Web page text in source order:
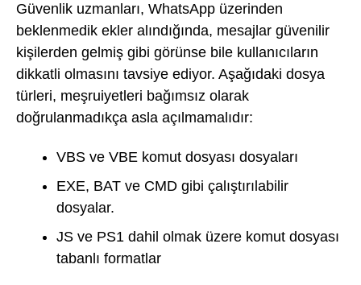
Güvenlik uzmanları, WhatsApp üzerinden
beklenmedik ekler alındığında, mesajlar güvenilir
kişilerden gelmiş gibi görünse bile kullanıcıların
dikkatli olmasını tavsiye ediyor. Aşağıdaki dosya
türleri, meşruiyetleri bağımsız olarak
doğrulanmadıkça asla açılmamalıdır:
VBS ve VBE komut dosyası dosyaları
EXE, BAT ve CMD gibi çalıştırılabilir
dosyalar.
JS ve PS1 dahil olmak üzere komut dosyası
tabanlı formatlar